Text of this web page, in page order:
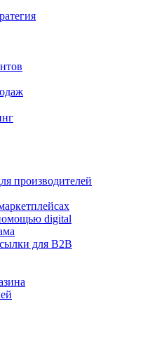
производителей
digital
для B2B